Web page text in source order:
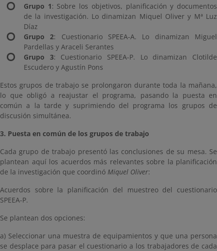
Grupo 1: Sobre los objetivos, planificación y documentos
de la investigación. Lo dinamizan Miquel Oliver y Mª Luz
Díaz
Grupo 2: Cuestionario SPEEA-A. Lo dinamizan Miguel
Pardellas y Araceli Serantes
Grupo 3: Cuestionario SPEEA-P. Lo dinamizan Clotilde
Escudero y Agustín Pons
Estos grupos de trabajo se prolongaron durante toda la mañana,
lo que obligó a reajustar el programa, pasando la puesta en
común a la tarde y suprimiendo del programa los grupos de
discusión simultánea.
3. Puesta en común de los grupos de trabajo
Cada grupo de trabajo presentó las conclusiones de su mesa. Se
plantean aquí los acuerdos más relevantes sobre la planificación
de la investigación que coordinó Miquel Oliver:
Acuerdos sobre la planificación del muestreo del cuestionario
SPEEA-P.
Se plantean dos opciones:
a) Seleccionar una muestra de equipamientos y que una persona
se desplace para pasar el cuestionario a los trabajadores de cada